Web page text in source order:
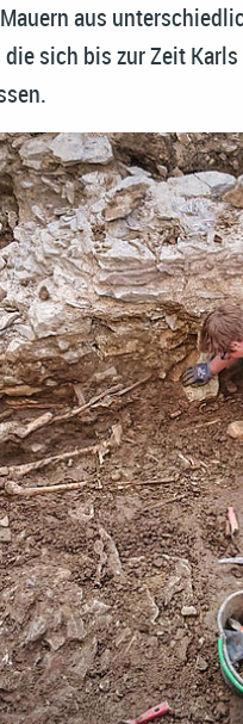
aus
sich bis zur Zeit